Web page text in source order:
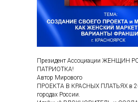
Президент Ассоциации ЖЕНЩИН
ПАТРИОТКА!
Автор Мирового
ПРОЕКТА В КРАСНЫХ ПЛАТЬЯХ в
городах России.